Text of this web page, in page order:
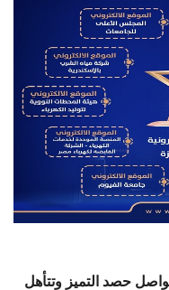
حصد التميز وتتأهل